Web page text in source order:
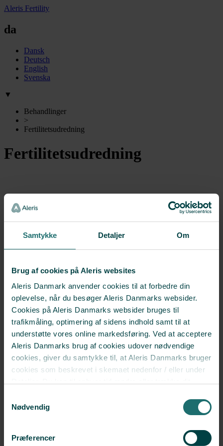
Samtykke Detaljer Om
Brug af cookies på Aleris websites
Aleris Danmark anvender cookies til at forbedre din
oplevelse, når du besøger Aleris Danmarks websider.
Cookies på Aleris Danmarks websider bruges til
trafikmåling, optimering af sidens indhold samt til at
understøtte vores online markedsføring. Ved at acceptere
Aleris Danmarks brug af cookies udover nødvendige
cookies, giver du samtykke til, at Aleris Danmarks bruger
cookies som beskrevet i skemaet nedenfor / eller under
om vores brug af cookies.
Deaktiverer du cookies, kan du opleve, at visse sider,
Nødvendig
Præferencer
Aleris Fertility
da
Dansk
Deutsch
English
Svenska
▼
Behandlinger
>
Fertilitetsudredning
Fertilitetsudredning
Indledende undersøgelse
For at give jer de bedste chancer for at blive gravide, foretager vi en
Læs mere
Med en HSU kan vores fertilitetsspecialister undersøge
Læs mere
Sædanalyse
Sædanalysen er en del af fertilitetsudredningen og bruges til at
vurdere hvilken fertilitetsbehandling, der er optimal.
Læs mere
Vi har en vision om en balanceret fertilitetsbehandling med tid til